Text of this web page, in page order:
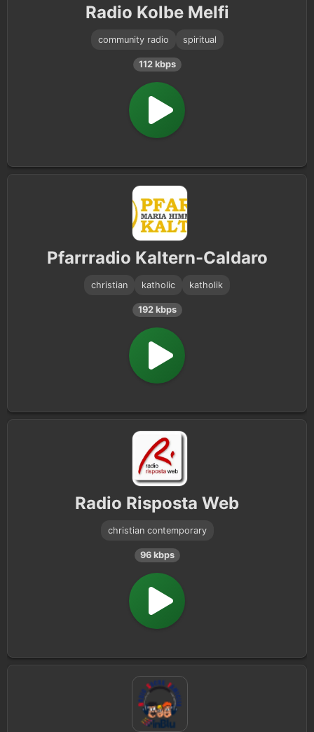
Radio Kolbe Melfi
community radio spiritual
112 kbps
Pfarrradio Kaltern-Caldaro
christian katholic katholik
192 kbps
Radio Risposta Web
christian contemporary
96 kbps